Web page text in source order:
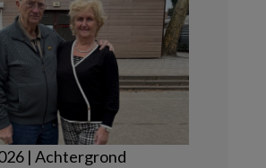
| Achtergrond